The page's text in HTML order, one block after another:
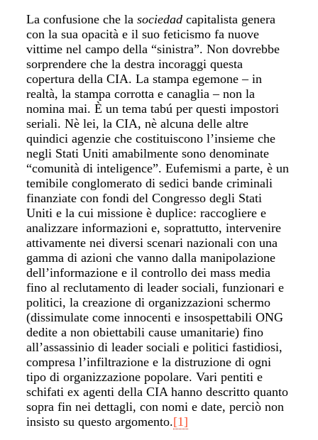
La confusione che lasociedad capitalista genera
con la sua opacità e il suo feticismo fa nuove
vittime nel campo della “sinistra”. Non dovrebbe
sorprendere che la destra incoraggi questa
copertura della CIA. La stampa egemone – in
realtà, la stampa corrotta e canaglia – non la
nomina mai. È un tema tabú per questi impostori
seriali. Nè lei, la CIA, nè alcuna delle altre
quindici agenzie che costituiscono l’insieme che
negli Stati Uniti amabilmente sono denominate
“comunità di inteligence”. Eufemismi a parte, è un
temibile conglomerato di sedici bande criminali
finanziate con fondi del Congresso degli Stati
Uniti e la cui missione è duplice: raccogliere e
analizzare informazioni e, soprattutto, intervenire
attivamente nei diversi scenari nazionali con una
gamma di azioni che vanno dalla manipolazione
dell’informazione e il controllo dei mass media
fino al reclutamento di leader sociali, funzionari e
politici, la creazione di organizzazioni schermo
(dissimulate come innocenti e insospettabili ONG
dedite a non obiettabili cause umanitarie) fino
all’assassinio di leader sociali e politici fastidiosi,
compresa l’infiltrazione e la distruzione di ogni
tipo di organizzazione popolare. Vari pentiti e
schifati ex agenti della CIA hanno descritto quanto
sopra fin nei dettagli, con nomi e date, perciò non
insisto su questo argomento.[1]